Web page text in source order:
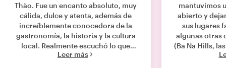
Thào. Fue un encanto absoluto, muy
cálida, dulce y atenta, además de
increíblemente conocedora de la
gastronomía, la historia y la cultura
local. Realmente escuchó lo que
buscábamos en nuestro tour privado y
Leer más
mantuvimos
abierto y
sus lugares
algunas otras
(Ba Na Hills,
Hoi An, etc.).